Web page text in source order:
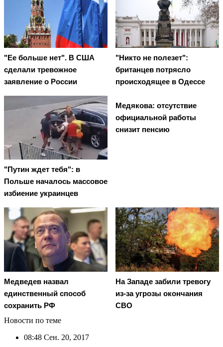
"Ее больше нет". В США
сделали тревожное
заявление о России
"Никто не полезет":
британцев потрясло
происходящее в Одессе
"Путин ждет тебя": в
Польше началось массовое
избиение украинцев
Медякова: отсутствие
официальной работы
снизит пенсию
Медведев назвал
единственный способ
сохранить РФ
На Западе забили тревогу
из-за угрозы окончания
СВО
Новости по теме
08:48 Сен. 20, 2017